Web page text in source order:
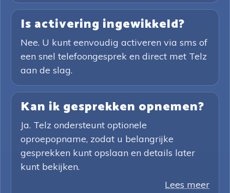
Is activering ingewikkeld?
Nee. U kunt eenvoudig activeren via sms of
een snel telefoongesprek en direct met Telz
aan de slag.
Kan ik gesprekken opnemen?
Ja. Telz ondersteunt optionele
oproepopname, zodat u belangrijke
gesprekken kunt opslaan en details later
kunt bekijken.
Lees meer